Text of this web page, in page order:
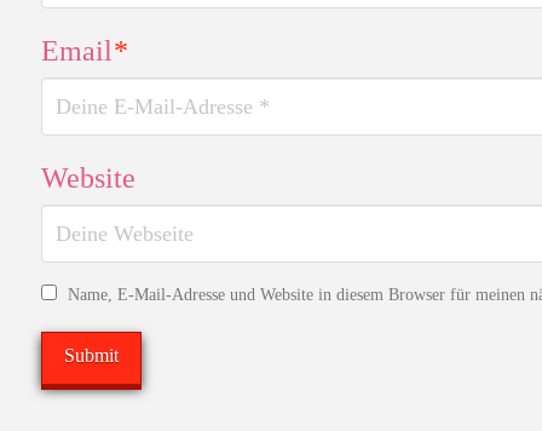
Email*
Website
Name, E-Mail-Adresse und Website in diesem Browser für meinen